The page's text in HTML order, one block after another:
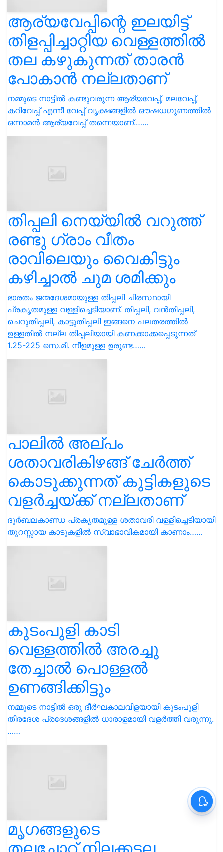
ഒന്നാമൻ ആര്യവേപ്പ് തന്നെയാണ്.……
തിപ്പലി നെയ്യിൽ വറുത്ത്
രണ്ടു ഗ്രാം വീതം
കഴിച്ചാൽ ചുമ ശമിക്കും
ചെറുതിപ്പലി, കാട്ടുതിപ്പലി ഇങ്ങനെ പലതരത്തിൽ
ഉള്ളതിൽ നല്ല തിപ്പലിയായി കണക്കാക്കപ്പെടുന്നത്
1.25-225 സെ.മീ. നീളമുള്ള ഉരുണ്ട……
പാലിൽ അല്പം
ശതാവരികിഴങ്ങ് ചേർത്ത്
വളർച്ചയ്ക്ക് നല്ലതാണ്
കുടംപുളി കാടി
വെള്ളത്തിൽ അരച്ചു
ഉണങ്ങിക്കിട്ടും
……
മൃഗങ്ങളുടെ
തലച്ചോറ്,നിലക്കടല
ഉപയോഗിക്കുന്നവർ
രക്ഷപ്പെടും
സൊയാ ഓയിൽ, സൊയാബീൻ, നിലക്കടല, മത്തി,